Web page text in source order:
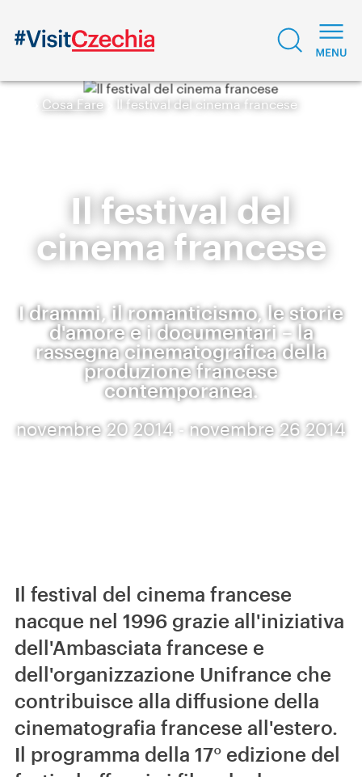
Cosa Fare Il festival del cinema francese
Il festival del
cinema francese
I drammi, il romanticismo, le storie
d'amore e i documentari – la
rassegna cinematografica della
produzione francese
contemporanea.
novembre 20 2014 - novembre 26 2014
Il festival del cinema francese
nacque nel 1996 grazie all'iniziativa
dell'Ambasciata francese e
dell'organizzazione Unifrance che
contribuisce alla diffusione della
cinematografia francese all'estero.
Il programma della 17° edizione del